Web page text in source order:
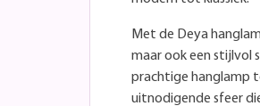
Met de Deya
maar ook een stijlvol
prachtige hanglamp
uitnodigende sfeer